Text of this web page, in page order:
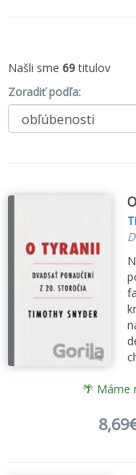
desiatkov jazykov.
práca je neoceniteľnou
storočia.
Našli sme 69titulov
Zoradiť podľa:
🌴 Máme